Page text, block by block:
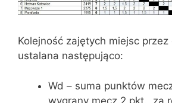
Kolejność zajętych miejsc przez
ustalana następująco:
Wd – suma punktów
wygrany mecz 2 pkt., za